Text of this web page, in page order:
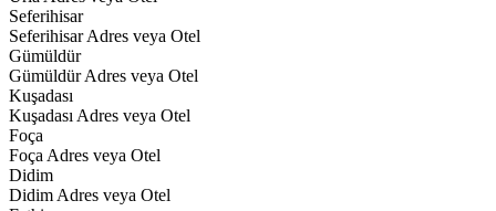
Seferihisar
Seferihisar Adres veya Otel
Gümüldür
Gümüldür Adres veya Otel
Kuşadası
Kuşadası Adres veya Otel
Foça
Foça Adres veya Otel
Didim
Didim Adres veya Otel